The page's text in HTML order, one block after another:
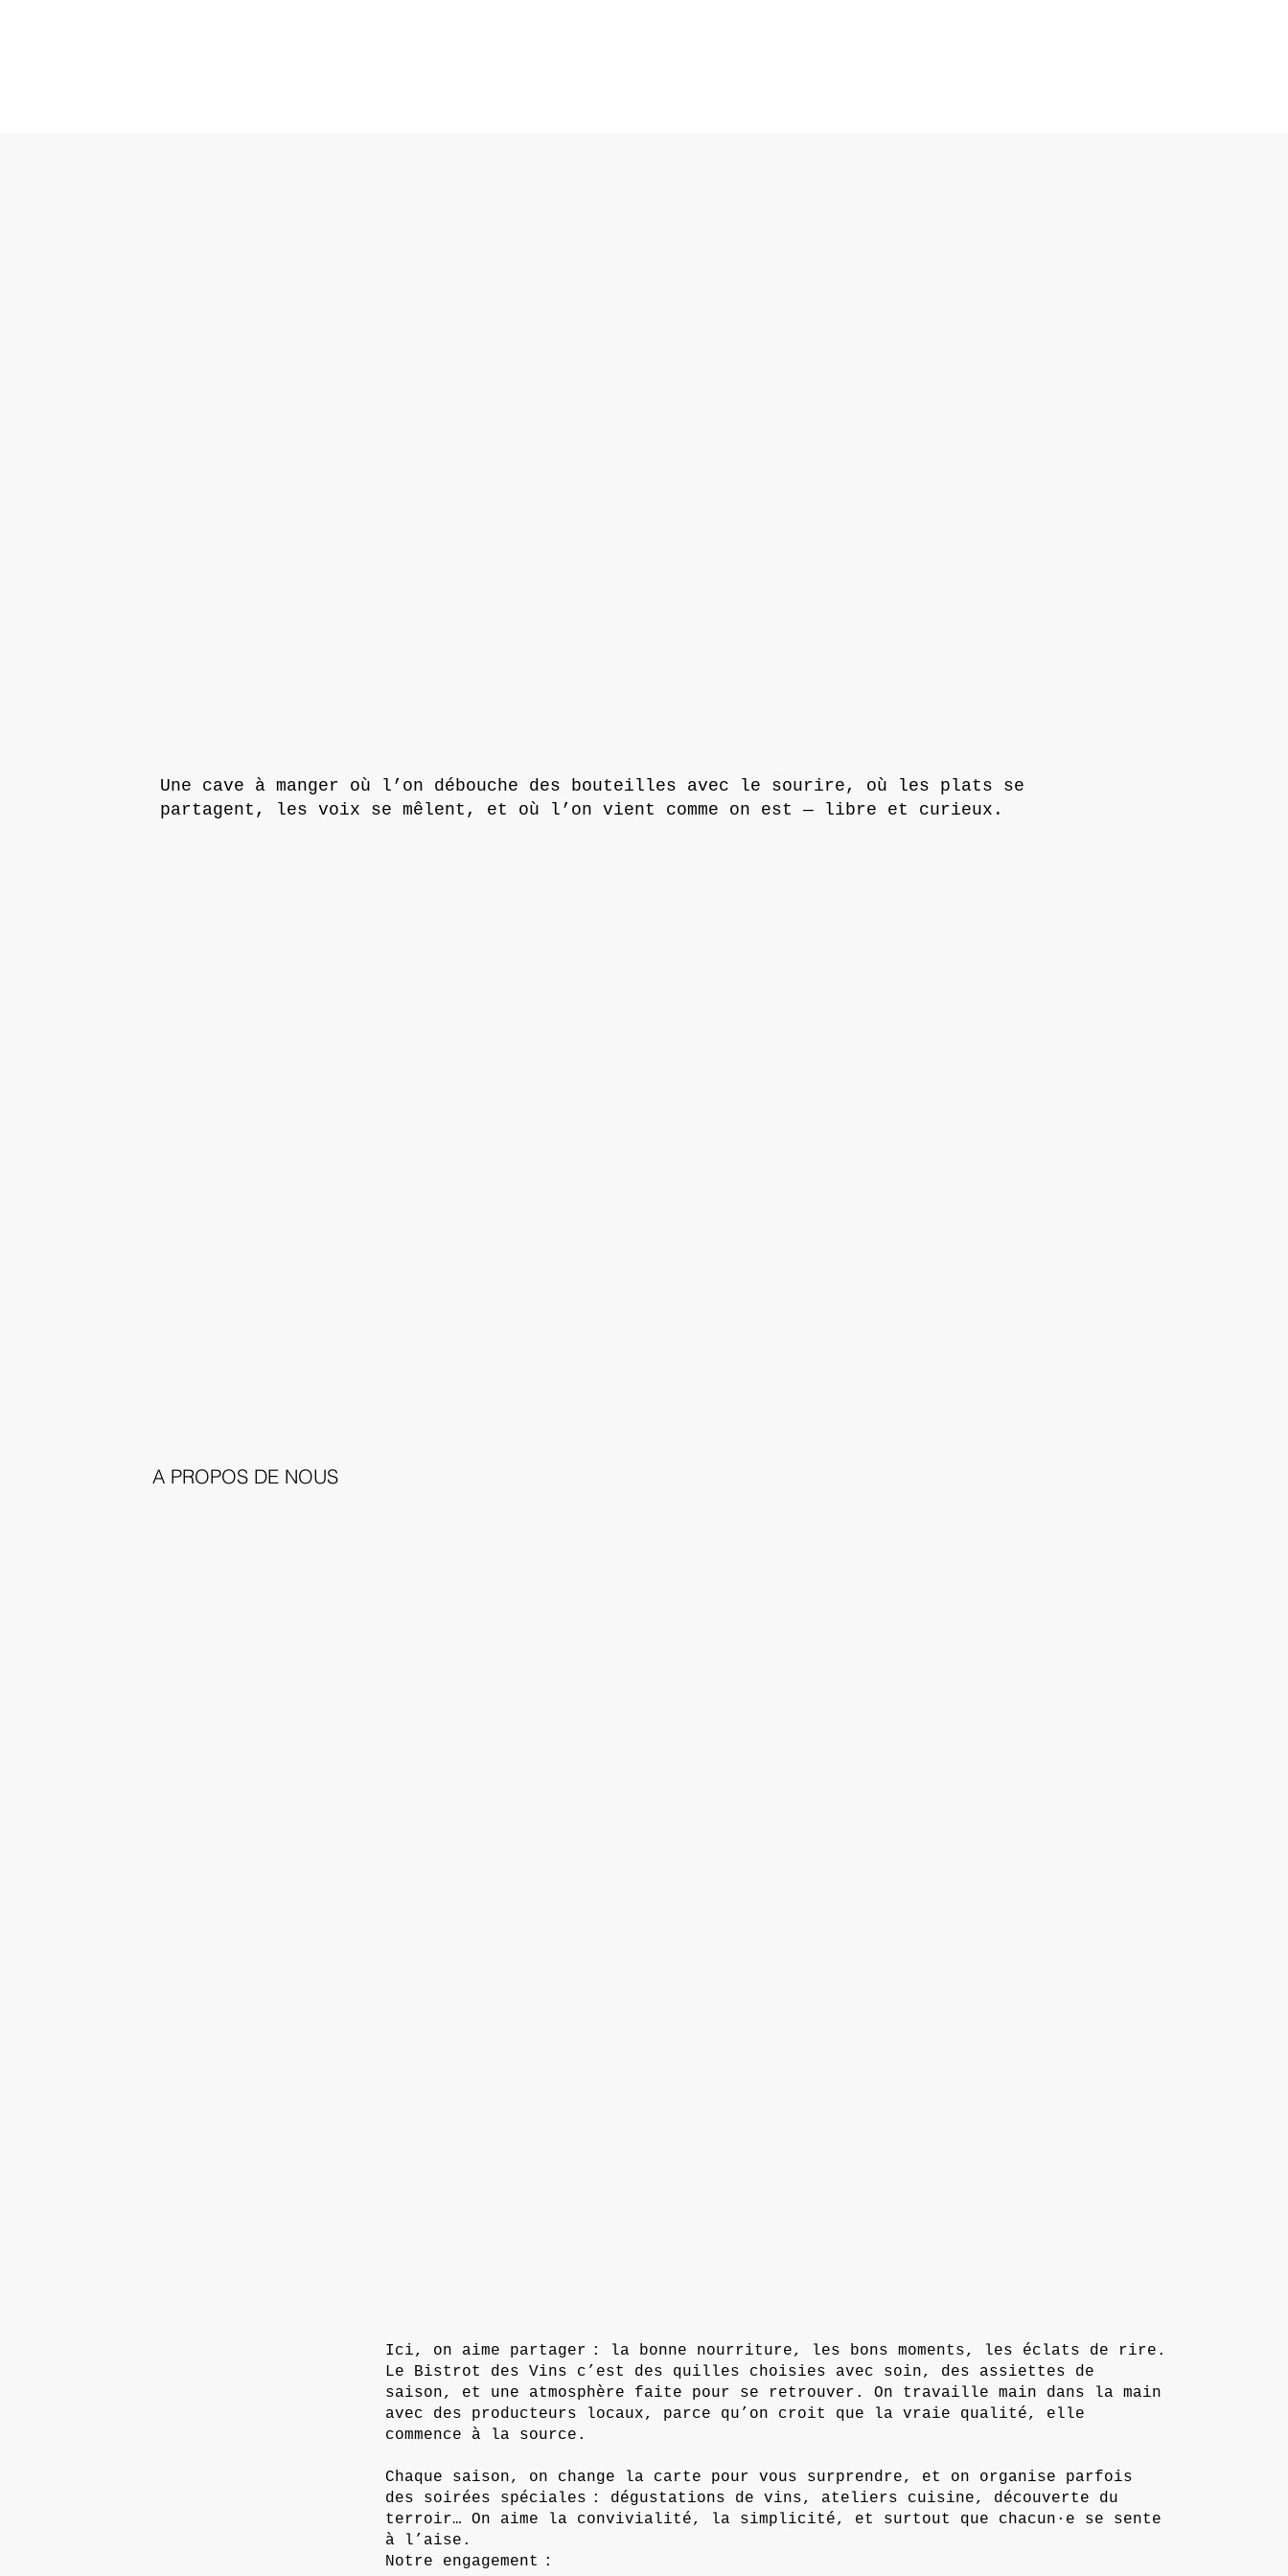
Une cave à manger où l’on débouche des bouteilles avec le sourire, où les plats se
partagent, les voix se mêlent, et où l’on vient comme on est — libre et curieux.
A PROPOS DE NOUS
Ici, on aime partager : la bonne nourriture, les bons moments, les éclats de rire.
Le Bistrot des Vins c’est des quilles choisies avec soin, des assiettes de
saison, et une atmosphère faite pour se retrouver. On travaille main dans la main
avec des producteurs locaux, parce qu’on croit que la vraie qualité, elle
commence à la source.
Chaque saison, on change la carte pour vous surprendre, et on organise parfois
des soirées spéciales : dégustations de vins, ateliers cuisine, découverte du
terroir… On aime la convivialité, la simplicité, et surtout que chacun·e se sente
à l’aise.
Notre engagement :